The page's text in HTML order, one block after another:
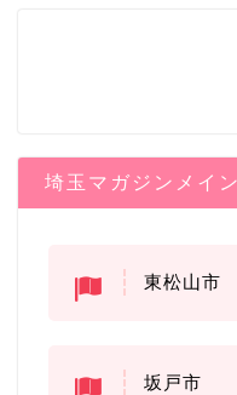
埼玉マガジンメイ
東松山市
坂戸市